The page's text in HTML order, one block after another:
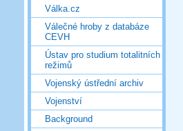
Válka.cz
Válečné hroby z databáze
CEVH
Ústav pro studium totalitních
režimů
Vojenský ústřední archiv
Vojenství
Background